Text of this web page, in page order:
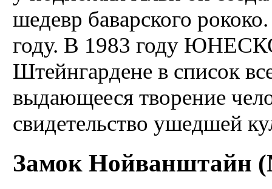
шедевр баварского
году. В 1983 году
Штейнгардене в список
выдающееся творение
свидетельство ушедшей
Замок Нойванштайн